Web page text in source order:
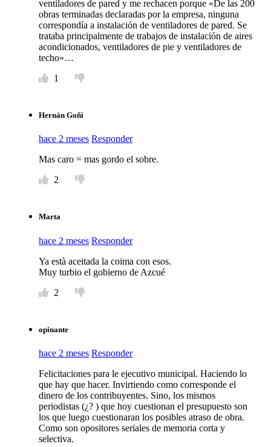
ventiladores de pared y me rechacen porque «De las 200
obras terminadas declaradas por la empresa, ninguna
correspondía a instalación de ventiladores de pared. Se
trataba principalmente de trabajos de instalación de aires
acondicionados, ventiladores de pie y ventiladores de
techo»…
1
Hernán Goñi
hace 2 meses Responder
Mas caro = mas gordo el sobre.
2
Marta
hace 2 meses Responder
Ya està aceitada la coima con esos.
Muy turbio el gobierno de Azcué
2
opinante
hace 2 meses Responder
Felicitaciones para le ejecutivo municipal. Haciendo lo
que hay que hacer. Invirtiendo como corresponde el
dinero de los contribuyentes. Sino, los mismos
periodistas (¿? ) que hoy cuestionan el presupuesto son
los que luego cuestionaran los posibles atraso de obra.
Como son opositores seriales de memoria corta y
selectiva.